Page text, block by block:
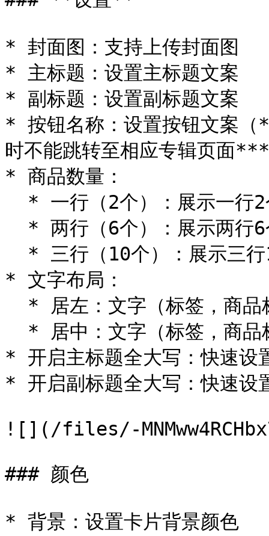
* 封面图：支持上传封面图
* 主标题：设置主标题文案
* 副标题：设置副标题文案
* 按钮名称：设置按钮文案（
时不能跳转至相应专辑页面
* 商品数量：
* 文字布局：
* 开启主标题全大写：快速设
* 开启副标题全大写：快速设
![](/files/-
### 颜色
* 背景：设置卡片背景颜色